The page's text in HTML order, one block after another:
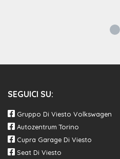
SEGUICI SU:
Gruppo Di Viesto Volkswagen
Autozentrum Torino
Cupra Garage Di Viesto
Seat Di Viesto